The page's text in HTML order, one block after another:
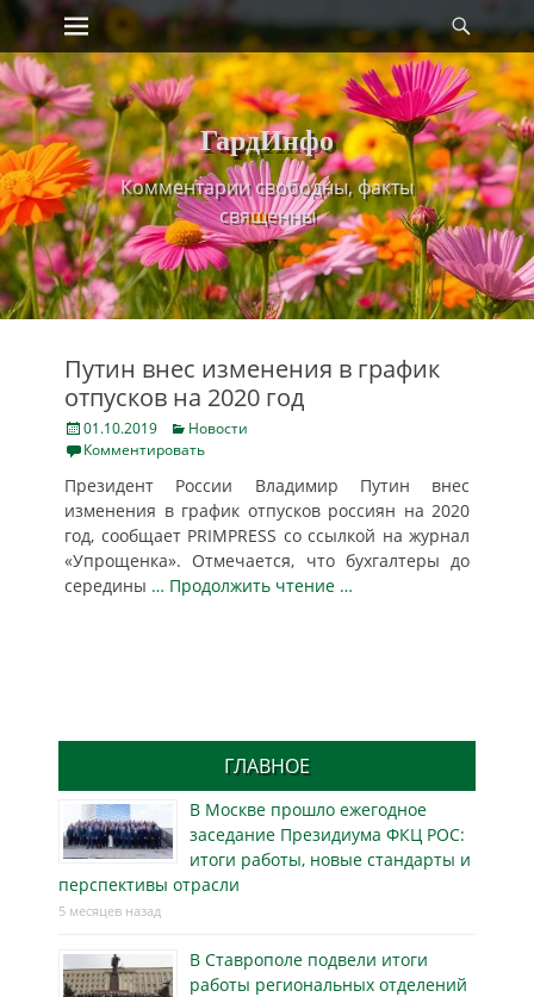
Skip
content
Primary Menu
ГардИнфо
Комментарии свободны, факты
священны
Путин внес изменения в график
отпусков на 2020 год
Posted
on
01.10.2019 Categories
Новости
Комментировать
Президент России Владимир Путин внес
изменения в график отпусков россиян на 2020
год, сообщает PRIMPRESS со ссылкой на журнал
«Упрощенка». Отмечается, что бухгалтеры до
середины … Продолжить чтение …
ГЛАВНОЕ
В Москве прошло ежегодное
заседание Президиума ФКЦ РОС:
итоги работы, новые стандарты и
перспективы отрасли
5 месяцев назад
В Ставрополе подвели итоги
работы региональных отделений